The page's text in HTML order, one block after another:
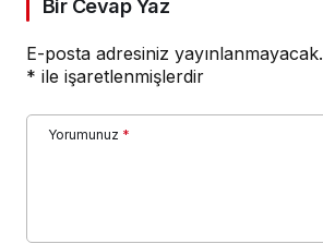
Bir Cevap Yaz
E-posta adresiniz yayınlanmayacak.
* ile işaretlenmişlerdir
Yorumunuz *